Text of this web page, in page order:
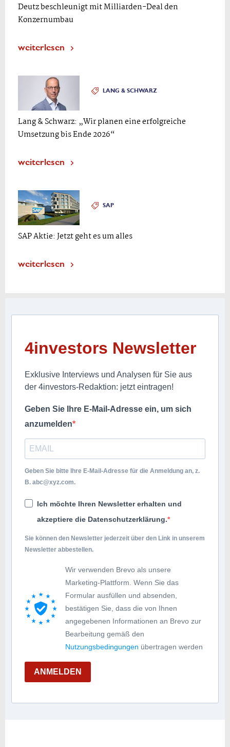
Deutz beschleunigt mit Milliarden-Deal den
Konzernumbau
weiterlesen
LANG & SCHWARZ
Lang & Schwarz: „Wir planen eine erfolgreiche
Umsetzung bis Ende 2026“
weiterlesen
SAP
SAP Aktie: Jetzt geht es um alles
weiterlesen
4investors Newsletter
Exklusive Interviews und Analysen für Sie aus
der 4investors-Redaktion: jetzt eintragen!
Geben Sie Ihre E-Mail-Adresse ein, um sich
anzumelden
Geben Sie bitte Ihre E-Mail-Adresse für die Anmeldung an, z.
B. abc@xyz.com.
Ich möchte Ihren Newsletter erhalten und
akzeptiere die Datenschutzerklärung.
Sie können den Newsletter jederzeit über den Link in unserem
Newsletter abbestellen.
Wir verwenden Brevo als unsere
Marketing-Plattform. Wenn Sie das
Formular ausfüllen und absenden,
bestätigen Sie, dass die von Ihnen
angegebenen Informationen an Brevo zur
Bearbeitung gemäß den
Nutzungsbedingungen übertragen werden
ANMELDEN